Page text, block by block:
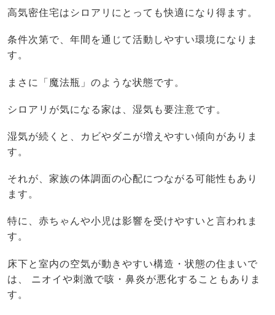
高気密住宅はシロアリにとっても快適になり得ます。
条件次第で、年間を通じて活動しやすい環境になりま
す。
まさに「魔法瓶」のような状態です。
シロアリが気になる家は、湿気も要注意です。
湿気が続くと、カビやダニが増えやすい傾向がありま
す。
それが、家族の体調面の心配につながる可能性もあり
ます。
特に、赤ちゃんや小児は影響を受けやすいと言われま
す。
床下と室内の空気が動きやすい構造・状態の住まいで
は、 ニオイや刺激で咳・鼻炎が悪化することもありま
す。